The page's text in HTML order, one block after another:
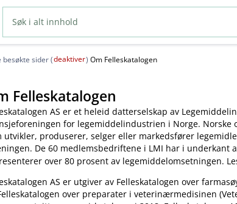
besøkte sider (deaktiver) Om Felleskatalogen
Felleskatalogen
AS er et heleid datterselskap av
for legemiddelindustrien i Norge. Norske
utvikler, produserer, selger eller markedsfører
De 60 medlemsbedriftene i LMI har i underkant
over 80 prosent av legemiddelomsetningen.
AS er utgiver av Felleskatalogen over
over preparater i veterinærmedisinen